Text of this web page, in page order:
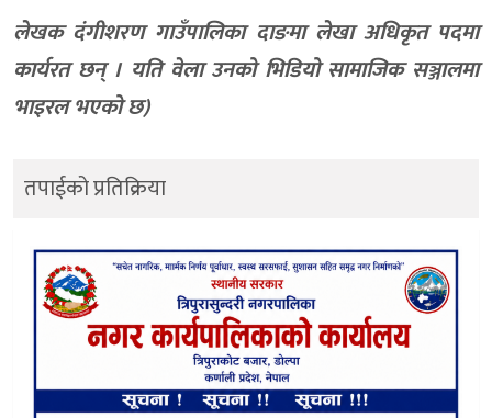
लेखक दंगीशरण गाउँपालिका दाङमा लेखा अधिकृत पदमा
कार्यरत छन् । यति वेला उनको भिडियो सामाजिक सञ्जालमा
भाइरल भएको छ)
तपाईको प्रतिक्रिया